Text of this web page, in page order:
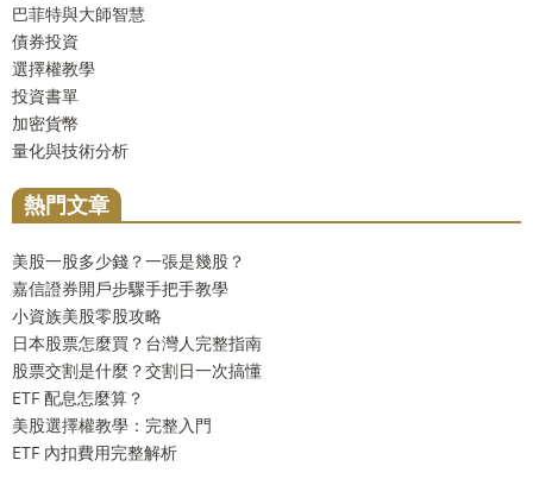
巴菲特與大師智慧
債券投資
選擇權教學
投資書單
加密貨幣
量化與技術分析
熱門文章
美股一股多少錢？一張是幾股？
嘉信證券開戶步驟手把手教學
小資族美股零股攻略
日本股票怎麼買？台灣人完整指南
股票交割是什麼？交割日一次搞懂
ETF 配息怎麼算？
美股選擇權教學：完整入門
ETF 內扣費用完整解析